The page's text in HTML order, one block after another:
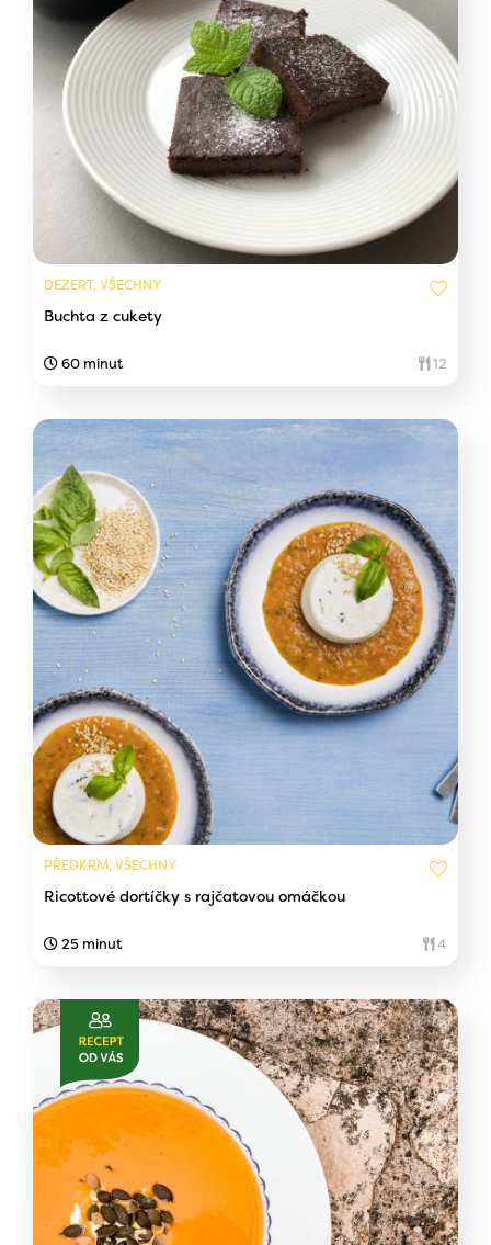
DEZERT, VŠECHNY
Buchta z cukety
60 minut 12
PŘEDKRM, VŠECHNY
Ricottové dortíčky s rajčatovou omáčkou
25 minut 4